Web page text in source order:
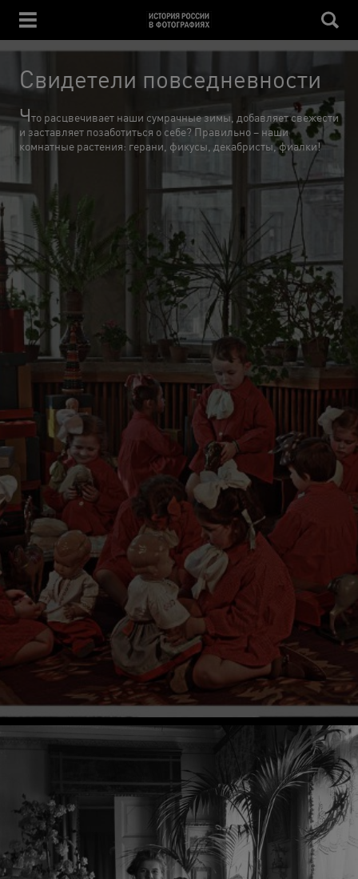
Свидетели повседневности
Что расцвечивает наши сумрачные зимы, добавляет свежести
и заставляет позаботиться о себе? Правильно – наши
комнатные растения: герани, фикусы, декабристы, фиалки!